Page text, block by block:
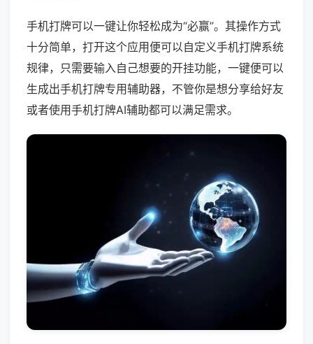
手机打牌可以一键让你轻松成为“必赢”。其操作方式
十分简单，打开这个应用便可以自定义手机打牌系统
规律，只需要输入自己想要的开挂功能，一键便可以
生成出手机打牌专用辅助器，不管你是想分享给好友
或者使用手机打牌AI辅助都可以满足需求。